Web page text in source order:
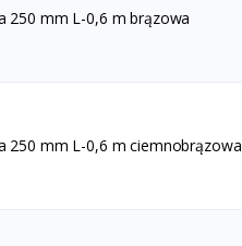
250 mm L-0,6 m brązowa
250 mm L-0,6 m ciemnobrązowa